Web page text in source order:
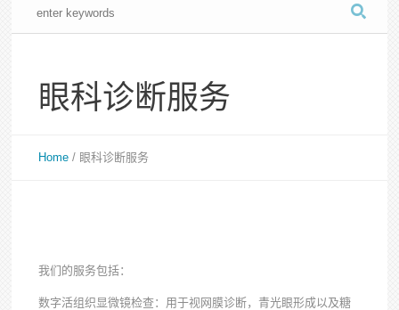
眼科诊断服务
Home / 眼科诊断服务
我们的服务包括：
数字活组织显微镜检查：用于视网膜诊断，青光眼形成以及糖